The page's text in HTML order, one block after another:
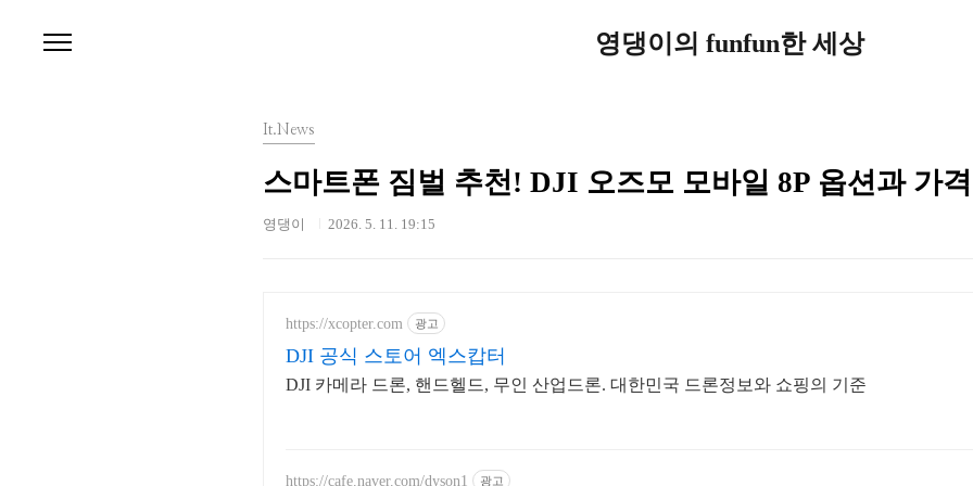
영댕이의 funfun한 세상
It.News
스마트폰 짐벌 추천! DJI 오즈모 모바일 8P 옵션과 가
영댕이 2026. 5. 11. 19:15
https://xcopter.com 광고
DJI 공식 스토어 엑스캅터
DJI 카메라 드론, 핸드헬드, 무인 산업드론. 대한민국 드론정보와 쇼핑의 기준
https://cafe.naver.com/dyson1 광고